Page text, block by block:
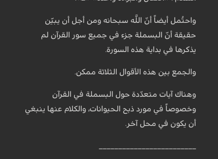
واحتُمل أيضاً أنّ اللَّه سبحانه ومن أجل أن يبيّن
حقيقة أنّ البسملة جزء في جميع سور القرآن لم
يذكرها في بداية هذه السورة.
والجمع بين هذه الأقوال الثلاثة ممكن.
وهناك آيات متعدّدة حول البسملة في القرآن
وخصوصاً في مورد ذبح الحيوانات، والكلام عنها ينبغي
أن يكون في محل آخر.